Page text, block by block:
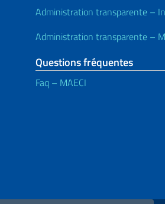
Administration transparente –
Administration transparente –
Questions fréquentes
Faq – MAECI